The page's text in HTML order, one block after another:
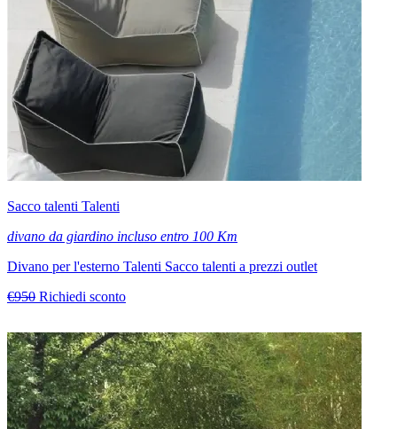
Sacco talenti Talenti
divano da giardino incluso entro 100 Km
Divano per l'esterno Talenti Sacco talenti a prezzi outlet
€950 Richiedi sconto